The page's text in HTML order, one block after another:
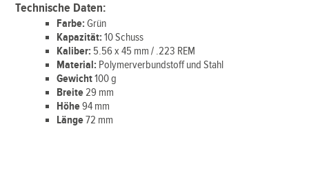
Technische Daten:
Farbe:Grün
Kapazität:10 Schuss
Kaliber: 5.56 x 45 mm / .223 REM
Material: Polymerverbundstoff und Stahl
Gewicht100 g
Breite29 mm
Höhe94 mm
Länge72 mm